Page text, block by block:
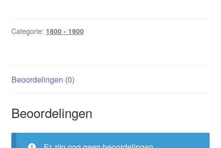
weekje
aantal
Categorie: 1800 - 1900
Beoordelingen (0)
Beoordelingen